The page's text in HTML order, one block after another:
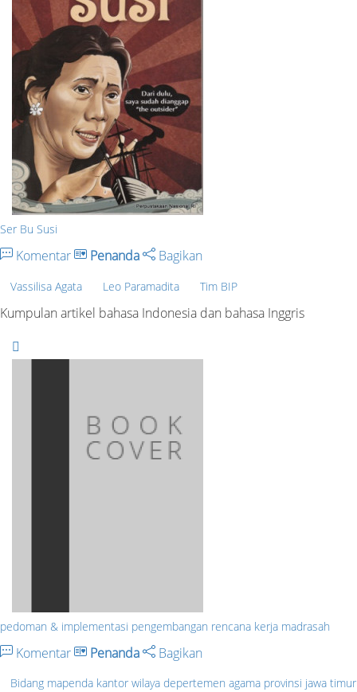
Ser Bu Susi
Komentar Penanda Bagikan
Vassilisa Agata Leo Paramadita Tim BIP
Kumpulan artikel bahasa Indonesia dan bahasa Inggris
pedoman & implementasi pengembangan rencana kerja madrasah
Komentar Penanda Bagikan
Bidang mapenda kantor wilaya depertemen agama provinsi jawa